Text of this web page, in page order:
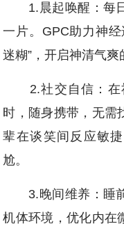
1.晨起唤醒：每日
一片。GPC助力神
迷糊”，开启神清气爽
2.社交自信：在
时，随身携带，无需
辈在谈笑间反应敏
尬。
3.晚间维养：睡前
机体环境，优化内在